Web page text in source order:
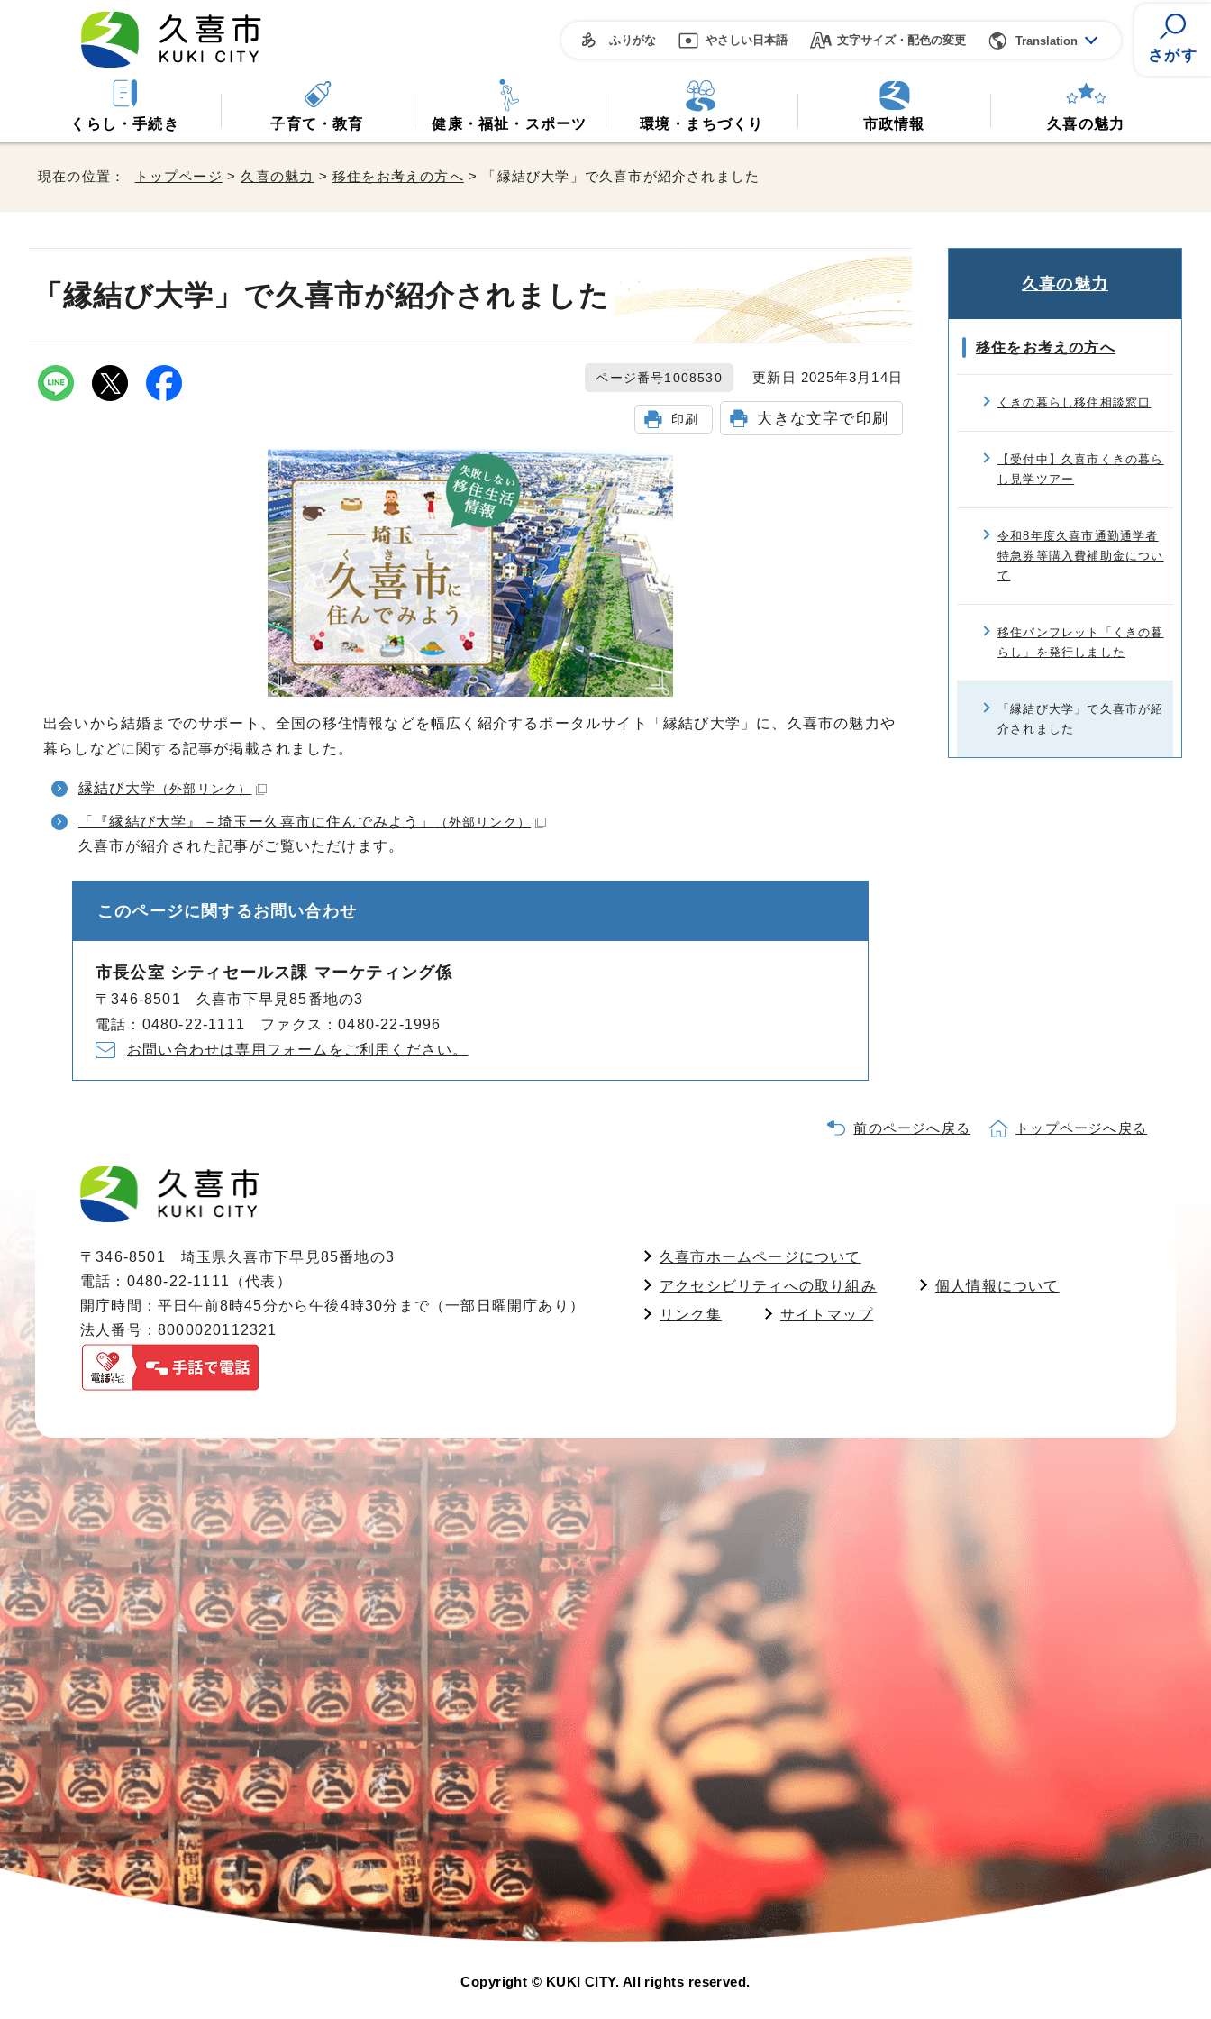
ふりがな やさしい日本語 文字サイズ・配色の変更 Translation
さがす
くらし・手続き 子育て・教育 健康・福祉・スポーツ 環境・まちづくり 市政情報 久喜の魅力
現在の位置： トップページ > 久喜の魅力 >移住をお考えの方へ > 「縁結び大学」で久喜市が紹介されました
「縁結び大学」で久喜市が紹介されました
ページ番号1008530 更新日 2025年3月14日
印刷 大きな文字で印刷
出会いから結婚までのサポート、全国の移住情報などを幅広く紹介するポータルサイト「縁結び大学」に、久喜市の魅力や
暮らしなどに関する記事が掲載されました。
縁結び大学 （外部リンク）
「『縁結び大学』－埼玉ー久喜市に住んでみよう」 （外部リンク）
久喜市が紹介された記事がご覧いただけます。
このページに関するお問い合わせ
市長公室 シティセールス課 マーケティング係
〒346-8501 久喜市下早見85番地の3
電話：0480-22-1111 ファクス：0480-22-1996
お問い合わせは専用フォームをご利用ください。
久喜の魅力
移住をお考えの方へ
くきの暮らし移住相談窓口
【受付中】久喜市くきの暮ら
し見学ツアー
令和8年度久喜市通勤通学者
特急券等購入費補助金につい
て
移住パンフレット「くきの暮
らし」を発行しました
「縁結び大学」で久喜市が紹
介されました
前のページへ戻る トップページへ戻る
〒346-8501 埼玉県久喜市下早見85番地の3
電話：0480-22-1111（代表）
開庁時間：平日午前8時45分から午後4時30分まで（一部日曜開庁あり）
法人番号：8000020112321
久喜市ホームページについて
アクセシビリティへの取り組み
個人情報について
リンク集
サイトマップ
Copyright © KUKI CITY. All rights reserved.